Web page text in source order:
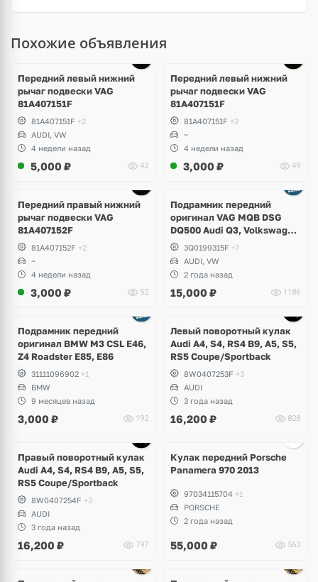
Похожие объявления
Передний левый нижний
рычаг подвески VAG
81A407151F
81A407151F +2
AUDI, VW
4 недели назад
5,000 ₽ 42
Передний левый нижний
рычаг подвески VAG
81A407151F
81A407151F +2
~
4 недели назад
3,000 ₽ 49
Передний правый нижний
рычаг подвески VAG
81A407152F
81A407152F +2
~
4 недели назад
3,000 ₽ 52
Подрамник передний
оригинал VAG MQB DSG
DQ500 Audi Q3, Volkswagen
Tiguan Allspace, Skoda
Kodiaq
3Q0199315F +7
AUDI, VW
2 года назад
15,000 ₽ 1186
Подрамник передний
оригинал BMW M3 CSL E46,
Z4 Roadster E85, E86
31111096902 +1
BMW
9 месяцев назад
3,000 ₽ 192
Левый поворотный кулак
Audi A4, S4, RS4 B9, A5, S5,
RS5 Сoupe/Sportback
8W0407253F +3
AUDI
3 года назад
16,200 ₽ 828
Правый поворотный кулак
Audi A4, S4, RS4 B9, A5, S5,
RS5 Сoupe/Sportback
8W0407254F +3
AUDI
3 года назад
16,200 ₽ 797
Кулак передний Porsche
Panamera 970 2013
97034115704 +1
PORSCHE
2 года назад
55,000 ₽ 563